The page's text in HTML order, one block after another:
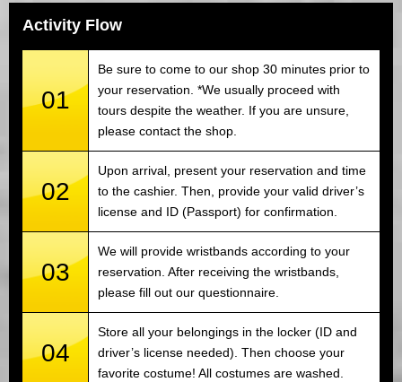
Activity Flow
01
Be sure to come to our shop 30 minutes prior to
your reservation. *We usually proceed with
tours despite the weather. If you are unsure,
please contact the shop.
02
Upon arrival, present your reservation and time
to the cashier. Then, provide your valid driver’s
license and ID (Passport) for confirmation.
03
We will provide wristbands according to your
reservation. After receiving the wristbands,
please fill out our questionnaire.
04
Store all your belongings in the locker (ID and
driver’s license needed). Then choose your
favorite costume! All costumes are washed.